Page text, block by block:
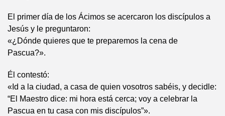
El primer día de los Ácimos se acercaron los discípulos a
Jesús y le preguntaron:
«¿Dónde quieres que te preparemos la cena de
Pascua?».
Él contestó:
«Id a la ciudad, a casa de quien vosotros sabéis, y decidle:
“El Maestro dice: mi hora está cerca; voy a celebrar la
Pascua en tu casa con mis discípulos”».